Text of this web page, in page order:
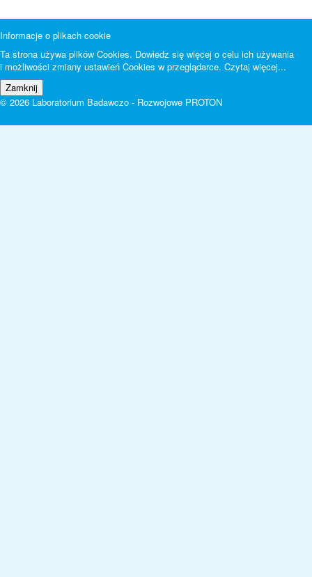
Informacje o plikach cookie
Ta strona używa plików Cookies. Dowiedz się więcej o celu ich używania
i możliwości zmiany ustawień Cookies w przeglądarce. Czytaj więcej...
© 2026 Laboratorium Badawczo - Rozwojowe PROTON